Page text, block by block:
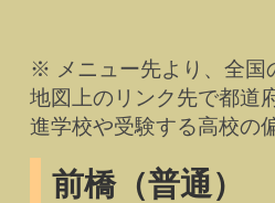
※ メニュー先より、全国
地図上のリンク先で都道
進学校や受験する高校の
前橋（普通）